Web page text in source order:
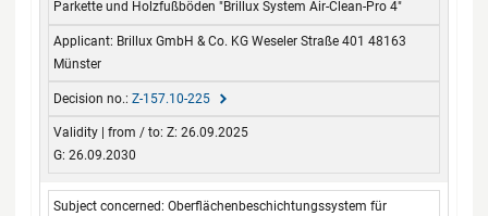
Parkette und Holzfußböden "Brillux System Air-Clean-Pro 4"
Brillux GmbH & Co. KG Weseler Straße 401 48163
Münster
Z-157.10-225
Z: 26.09.2025
G: 26.09.2030
Oberflächenbeschichtungssystem für